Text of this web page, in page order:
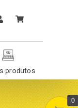
produtos
0